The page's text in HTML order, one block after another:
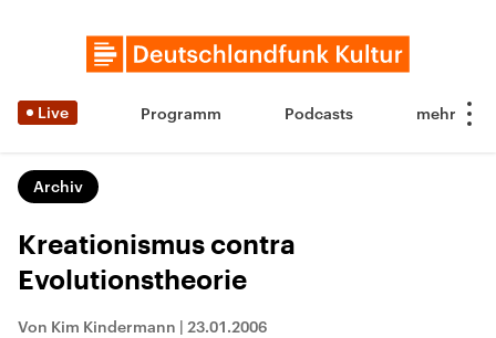
Live Programm Podcasts
Archiv
Kreationismus contra
Evolutionstheorie
Von Kim Kindermann | 23.01.2006